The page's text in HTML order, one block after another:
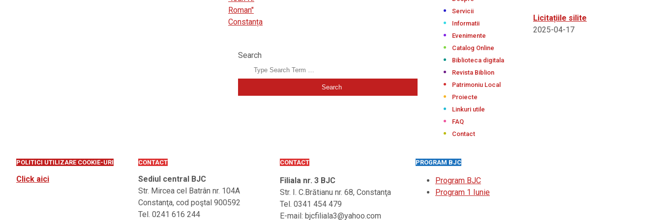
Search
Servicii
Informatii
Evenimente
Catalog Online
Biblioteca digitala
Revista Biblion
Patrimoniu Local
Proiecte
Linkuri utile
FAQ
Contact
Licitațiile silite
2025-04-17
POLITICI UTILIZARE COOKIE-URI
Click aici
CONTACT
Sediul central BJC
Str. Mircea cel Batrân nr. 104A
Constanţa, cod poştal 900592
Tel. 0241 616 244
CONTACT
Filiala nr. 3 BJC
Str. I. C.Brătianu nr. 68, Constanţa
Tel. 0341 454 479
E-mail: bjcfiliala3@yahoo.com
PROGRAM BJC
Program BJC
Program 1 Iunie